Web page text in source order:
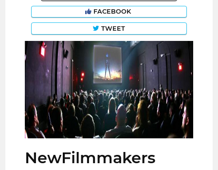
FACEBOOK
TWEET
NewFilmmakers